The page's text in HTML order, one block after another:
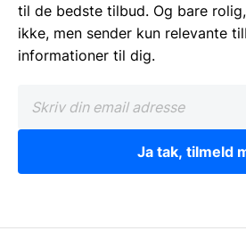
til de bedste tilbud. Og bare
ikke, men sender kun relevante
informationer til dig.
Ja tak, tilmeld